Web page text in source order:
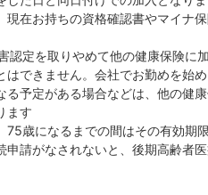
在お持ちの資格確認書やマイナ
定を取りやめて他の健康保険に
できません。会社でお勤めを始
予定がある場合などは、他の健
ます
歳になるまでの間はその有効期
請がなされないと、後期高齢者